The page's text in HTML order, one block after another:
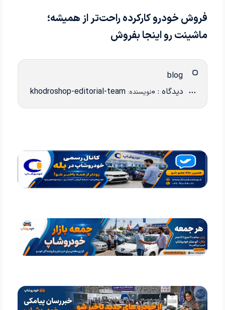
فروش خودرو کارکرده راحت‌تر از همیشه؛
ماشینت رو اینجا بفروش
دیدگاه : 0 نویسنده: khodroshop-editorial-team